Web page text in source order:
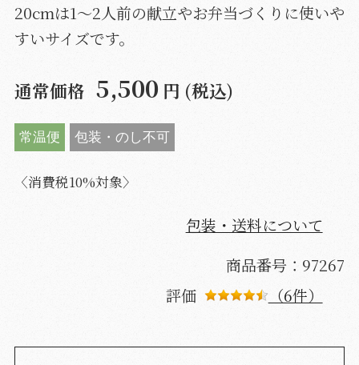
20cmは1～2人前の献立やお弁当づくりに使いや
すいサイズです。
通常価格 5,500 円 (税込)
常温便 包装・のし不可
〈消費税10%対象〉
包装・送料について
商品番号：97267
評価
（6件）